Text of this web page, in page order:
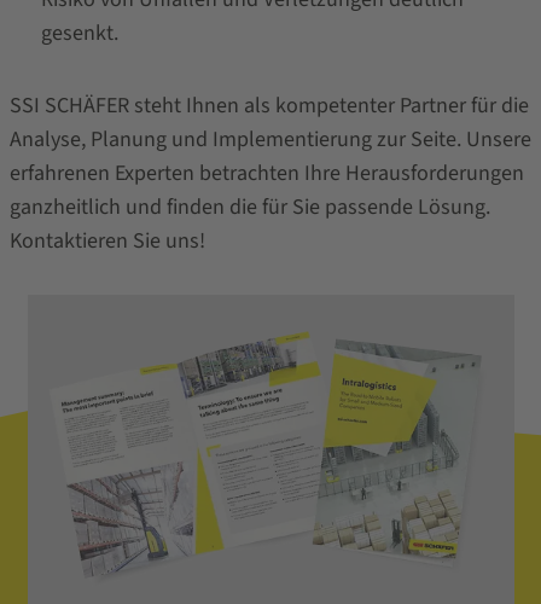
gesenkt.
SSI SCHÄFER steht Ihnen als kompetenter Partner für die
Analyse, Planung und Implementierung zur Seite. Unsere
erfahrenen Experten betrachten Ihre Herausforderungen
ganzheitlich und finden die für Sie passende Lösung.
Kontaktieren Sie uns!